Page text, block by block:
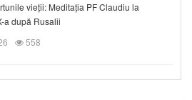
vieții: Meditația PF Claudiu la
a după Rusalii
558